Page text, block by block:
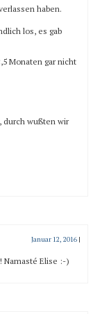
haben.
los, es gab
Monaten gar nicht
durch wußten wir
Januar 12, 2016 |
Namasté Elise :-)